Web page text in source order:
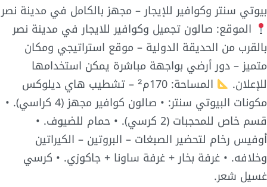
بيوتي سنتر وكوافير للإيجار – مجهز بالكامل في مدينة نصر
الموقع: صالون تجميل وكوافير للايجار في مدينة نصر
بالقرب من الحديقة الدولية – موقع استراتيجي ومكان
متميز – دور أرضي بواجهة مباشرة يمكن استخدامها
للإعلان.
المساحة: 170م² – تشطيب هاي ديلوكس
مكونات البيوتي سنتر: • صالون كوافير مجهز (4 كراسي). •
قسم خاص للمحجبات (2 كرسي). • حمام للضيوف. •
أوفيس رخام لتحضير الصبغات – البروتين – الكيراتين
وخلافه. • غرفة بخار + غرفة ساونا + جاكوزي. • كرسي
غسيل شعر.